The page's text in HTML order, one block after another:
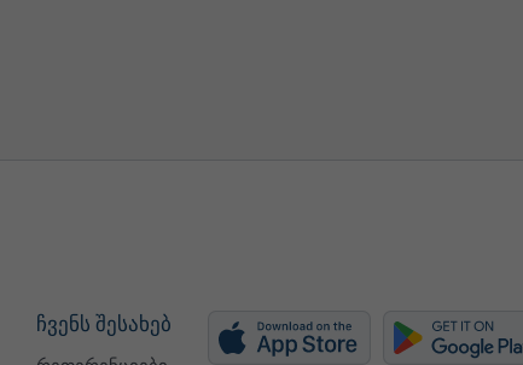
ჩვენს შესახებ